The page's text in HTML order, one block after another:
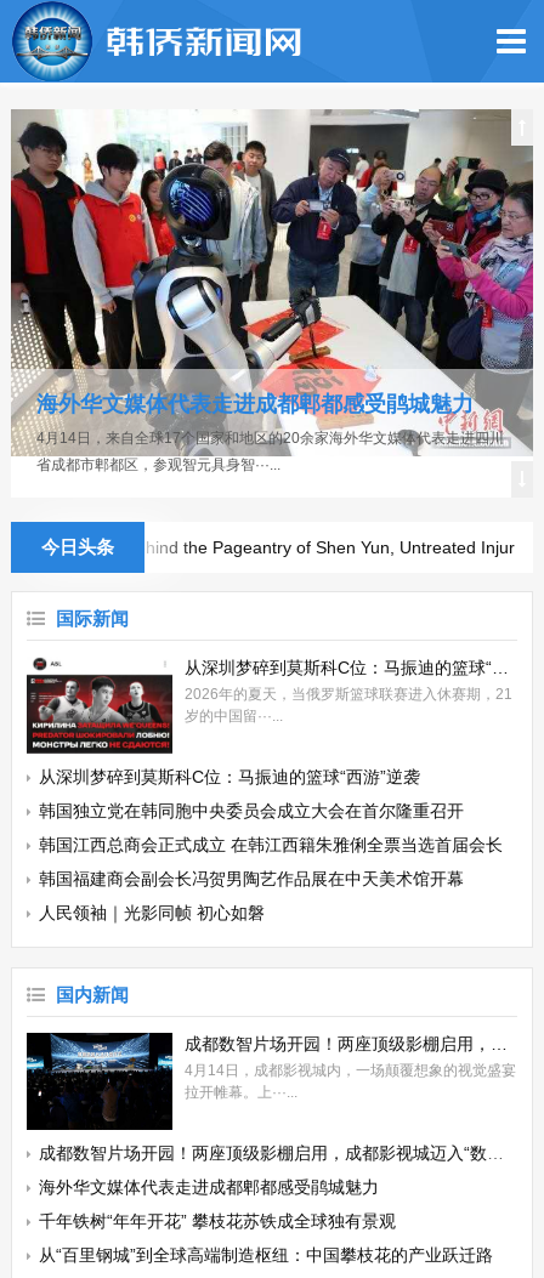
海外华文媒体代表走进成都郫都感受鹃城魅力
4月14日，来自全球17个国家和地区的20余家海外华文媒体代表走进四川
省成都市郫都区，参观智元具身智···...
来”为主题的韩国独立党在韩···...
2026年的夏天，当俄罗斯篮球联赛进入休赛期，21岁的中国留学生马振
迪却没有停下脚步。近15门考试，···...
4月14日，成都影视城内，一场颠覆想象的视觉盛宴拉开帷幕。上百块
今日头条Behind the Pageantry of Shen Yun, Untreated Injuries and
国际新闻
从深圳梦碎到莫斯科C位：马振迪的篮球“西游”逆袭
2026年的夏天，当俄罗斯篮球联赛进入休赛期，21
岁的中国留···...
从深圳梦碎到莫斯科C位：马振迪的篮球“西游”逆袭
韩国独立党在韩同胞中央委员会成立大会在首尔隆重召开
韩国江西总商会正式成立 在韩江西籍朱雅俐全票当选首届会长
韩国福建商会副会长冯贺男陶艺作品展在中天美术馆开幕
人民领袖｜光影同帧 初心如磐
国内新闻
4月14日，成都影视城内，一场颠覆想象的视觉盛宴
拉开帷幕。上···...
成都数智片场开园！两座顶级影棚启用，成都影视城迈入“数智时代”！
海外华文媒体代表走进成都郫都感受鹃城魅力
千年铁树“年年开花” 攀枝花苏铁成全球独有景观
从“百里钢城”到全球高端制造枢纽：中国攀枝花的产业跃迁路